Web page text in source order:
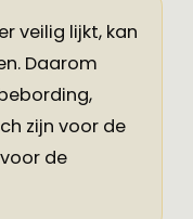
veilig lijkt, kan
Daarom
zijn voor de
de